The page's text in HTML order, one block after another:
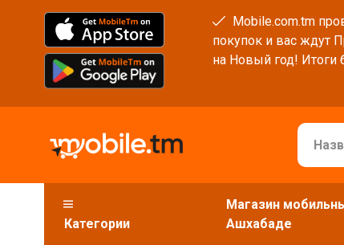
Mobile.com.tm
покупок и вас ждут
на Новый год! Итоги
Категории
Магазин
Ашхабаде